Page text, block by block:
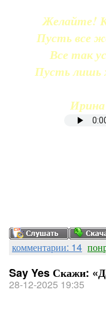
Желайте!
Пусть все
Все так
Пусть лишь
комментарии: 14
Say Yes Скажи:
28-12-2025 19:35